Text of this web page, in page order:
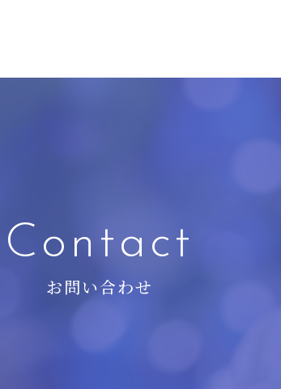
Contact
お問い合わせ